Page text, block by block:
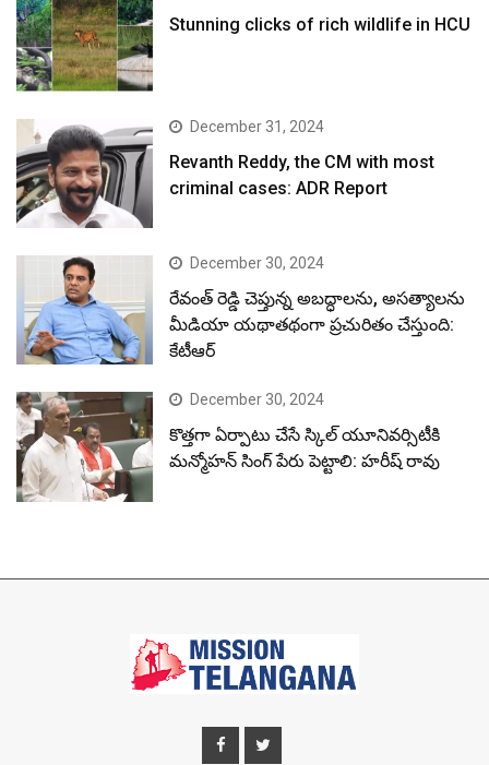
Stunning clicks of rich wildlife in HCU
December 31, 2024
Revanth Reddy, the CM with most
criminal cases: ADR Report
December 30, 2024
రేవంత్ రెడ్డి చెప్తున్న అబద్ధాలను, అసత్యాలను
మీడియా యథాతథంగా ప్రచురితం చేస్తుంది:
కేటీఆర్
December 30, 2024
కొత్తగా ఏర్పాటు చేసే స్కిల్ యూనివర్సిటీకి
మన్మోహన్ సింగ్ పేరు పెట్టాలి: హరీష్ రావు